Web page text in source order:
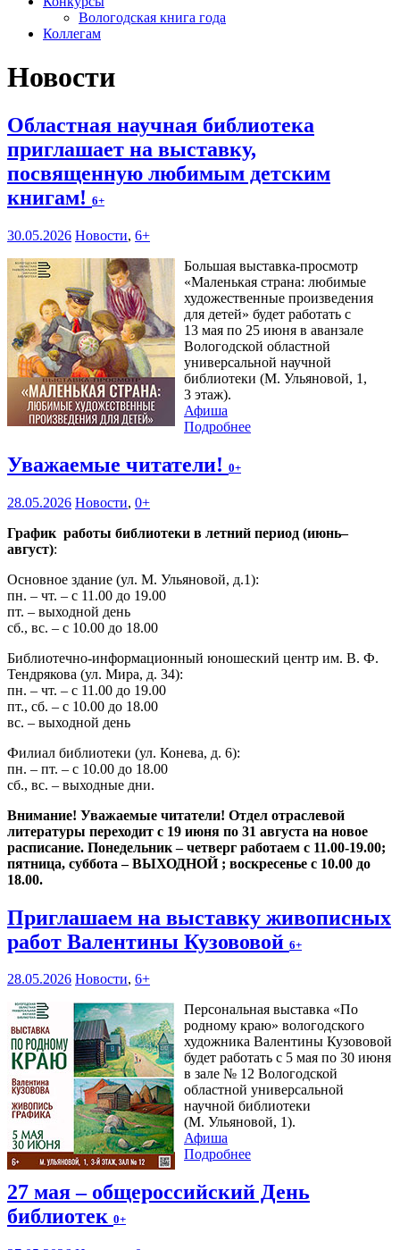
Вологодская книга года
Коллегам
Новости
Областная научная библиотека
приглашает на выставку,
посвященную любимым детским
книгам! 6+
30.05.2026 Новости, 6+
Большая выставка-просмотр
«Маленькая страна: любимые
художественные произведения
для детей» будет работать с
13 мая по 25 июня в аванзале
Вологодской областной
универсальной научной
библиотеки (М. Ульяновой, 1,
3 этаж).
Афиша
Подробнее
Уважаемые читатели! 0+
28.05.2026 Новости, 0+
График работы библиотеки в летний период (июнь–
август):
Основное здание (ул. М. Ульяновой, д.1):
пн. – чт. – с 11.00 до 19.00
пт. – выходной день
сб., вс. – с 10.00 до 18.00
Библиотечно-информационный юношеский центр им. В. Ф.
Тендрякова (ул. Мира, д. 34):
пн. – чт. – с 11.00 до 19.00
пт., сб. – с 10.00 до 18.00
вс. – выходной день
Филиал библиотеки (ул. Конева, д. 6):
пн. – пт. – с 10.00 до 18.00
сб., вс. – выходные дни.
Внимание! Уважаемые читатели! Отдел отраслевой
литературы переходит с 19 июня по 31 августа на новое
расписание. Понедельник – четверг работаем с 11.00-19.00;
пятница, суббота – ВЫХОДНОЙ ; воскресенье с 10.00 до
18.00.
Приглашаем на выставку живописных
работ Валентины Кузововой 6+
28.05.2026 Новости, 6+
Персональная выставка «По
родному краю» вологодского
художника Валентины Кузововой
будет работать с 5 мая по 30 июня
в зале № 12 Вологодской
областной универсальной
научной библиотеки
(М. Ульяновой, 1).
Афиша
Подробнее
27 мая – общероссийский День
библиотек 0+